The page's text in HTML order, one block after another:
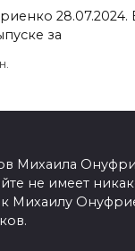
28.07.2024.
за
Михаила
не имеет
Михаилу